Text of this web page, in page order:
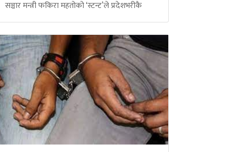
सञ्चार मन्त्री फकिरा महतोको ‘स्टन्ट’ले प्रदेशभरीकै